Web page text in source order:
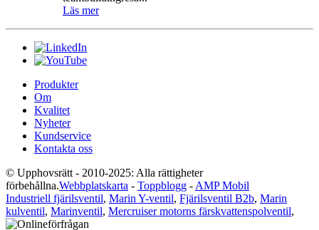
Läs mer
Produkter
Om
Kvalitet
Nyheter
Kundservice
Kontakta oss
© Upphovsrätt - 2010-2025: Alla rättigheter
förbehållna.Webbplatskarta - Toppblogg - AMP Mobil
Industriell fjärilsventil, Marin Y-ventil, Fjärilsventil B2b, Marin
kulventil, Marinventil, Mercruiser motorns färskvattenspolventil,